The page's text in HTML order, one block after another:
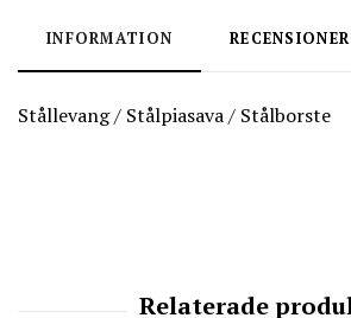
INFORMATION RECENSIONER
Stållevang / Stålpiasava / Stålborste